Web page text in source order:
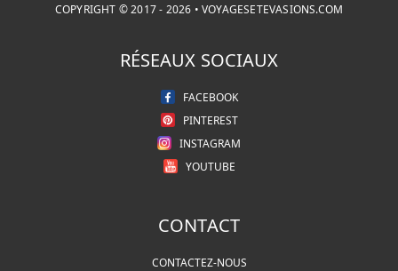
COPYRIGHT © 2017 - 2026 •VOYAGESETEVASIONS.COM
RÉSEAUX SOCIAUX
FACEBOOK
PINTEREST
INSTAGRAM
YOUTUBE
CONTACT
CONTACTEZ-NOUS